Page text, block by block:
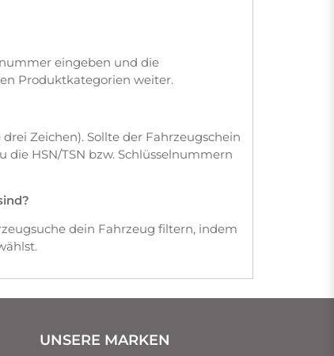
eingeben und die
Produktkategorien weiter.
Zeichen). Sollte der Fahrzeugschein
die HSN/TSN bzw. Schlüsselnummern
dein Fahrzeug filtern, indem
UNSERE MARKEN